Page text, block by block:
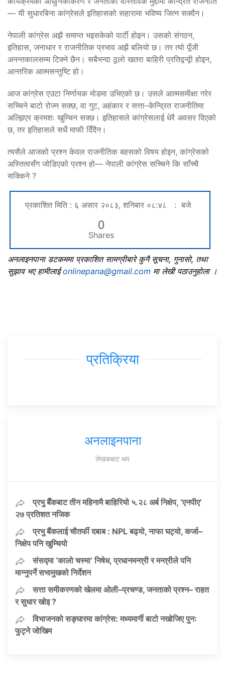
— यी सुधारबिना कांग्रेसले इतिहासको सहारामा भविष्य जित्न सक्दैन।
नेपाली कांग्रेस अझै समाप्त भइसकेको पार्टी होइन। उसको संगठन,
इतिहास, जनाधार र राजनीतिक प्रभाव अझै बलियो छ। तर त्यो पूँजी
अनन्तकालसम्म टिक्ने छैन। सबैभन्दा ठूलो खतरा बाहिरी प्रतिद्वन्द्वी होइन,
आन्तरिक आत्मसन्तुष्टि हो।
आज कांग्रेस एउटा निर्णायक मोडमा उभिएको छ। उसले आत्मसमीक्षा गरेर
सच्चिने बाटो रोज्न सक्छ, वा गुट, अहंकार र सत्ता–केन्द्रित राजनीतिमा
अल्झिएर क्रमशः खुम्चिन सक्छ। इतिहासले कांग्रेसलाई धेरै अवसर दिएको
छ, तर इतिहासले सधैं माफी दिँदैन।
त्यसैले आजको प्रश्न केवल राजनीतिक बहसको विषय होइन, कांग्रेसको
अस्तित्वसँग जोडिएको प्रश्न हो— नेपाली कांग्रेस सच्चिने कि साँच्चै
सक्किने ?
प्रकाशित मिति : ६ असार २०८३, शनिबार ०८:४८ : बजे
0
Shares
अनलाइनपाना डटकममा प्रकाशित सामग्रीबारे कुनै सूचना, गुनासो, तथा
सुझाव भए हामीलाईonlinepana@gmail.com मा लेखी पठाउनुहोला ।
प्रतिक्रिया
अनलाइनपाना
लेखकबाट थप
प्रभु बैँकबाट तीन महिनामै बाहिरियो ५.२८ अर्ब निक्षेप, ‘एनपीए’
२७ प्रतिशत नजिक
प्रभु बैंकलाई चौतर्फी दबाब : NPL बढ्यो, नाफा घट्यो, कर्जा–
निक्षेप पनि खुम्चियो
संसद्मा ‘कालो चस्मा’ निषेध, प्रधानमन्त्री र मन्त्रीले पनि
मान्नुपर्ने सभामुखको निर्देशन
सत्ता समीकरणको खेलमा ओली–प्रचण्ड, जनताको प्रश्न– राहत
र सुधार खोइ ?
विभाजनको सङ्घारमा कांग्रेस: मध्यमार्गी बाटो नखोजिए पुनः
फुट्ने जोखिम